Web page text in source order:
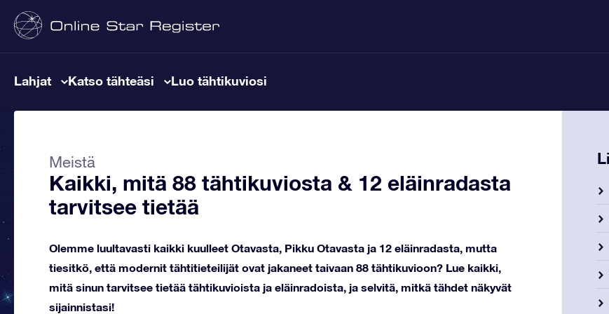
Lahjat Katso tähteäsi Luo tähtikuviosi
Meistä
Kaikki, mitä 88 tähtikuviosta & 12 eläinradasta
tarvitsee tietää
Olemme luultavasti kaikki kuulleet Otavasta, Pikku Otavasta ja 12 eläinradasta, mutta
tiesitkö, että modernit tähtitieteilijät ovat jakaneet taivaan 88 tähtikuvioon? Lue kaikki,
mitä sinun tarvitsee tietää tähtikuvioista ja eläinradoista, ja selvitä, mitkä tähdet näkyvät
sijainnistasi!